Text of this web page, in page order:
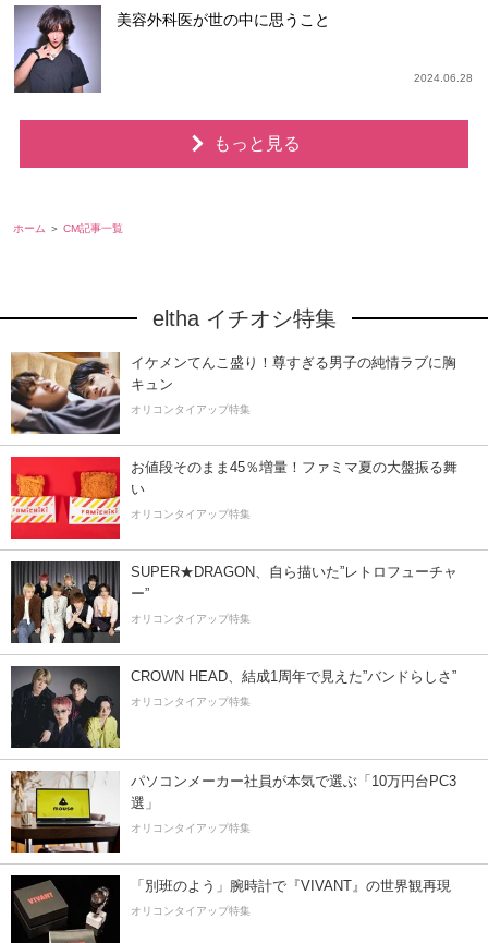
美容外科医が世の中に思うこと
2024.06.28
もっと見る
ホーム CM記事一覧
eltha イチオシ特集
イケメンてんこ盛り！尊すぎる男子の純情ラブに胸
キュン
オリコンタイアップ特集
お値段そのまま45％増量！ファミマ夏の大盤振る舞
い
オリコンタイアップ特集
SUPER★DRAGON、自ら描いた”レトロフューチャ
ー”
オリコンタイアップ特集
CROWN HEAD、結成1周年で見えた”バンドらしさ”
オリコンタイアップ特集
パソコンメーカー社員が本気で選ぶ「10万円台PC3
選」
オリコンタイアップ特集
「別班のよう」腕時計で『VIVANT』の世界観再現
オリコンタイアップ特集